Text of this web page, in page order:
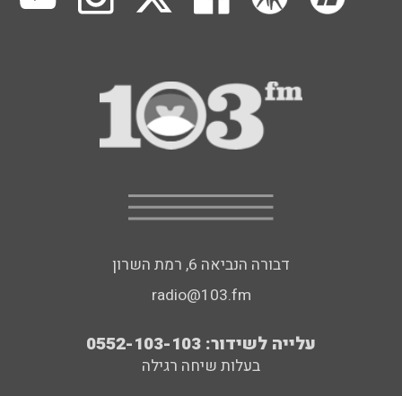
דבורה הנביאה 6, רמת השרון
radio@103.fm
עלייה לשידור: 0552-103-103
בעלות שיחה רגילה